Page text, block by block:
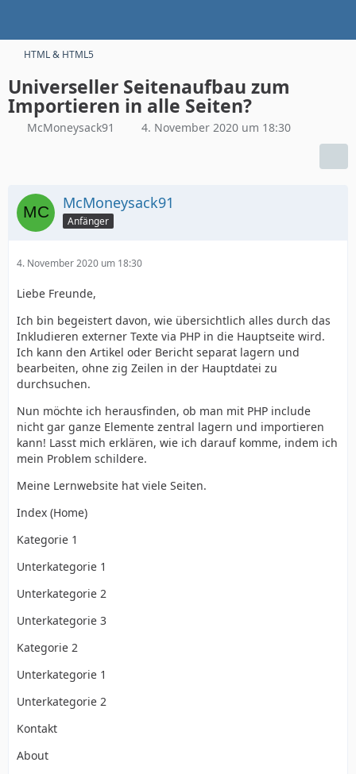
HTML & HTML5
Universeller Seitenaufbau zum
Importieren in alle Seiten?
McMoneysack91 4. November 2020 um 18:30
McMoneysack91
Anfänger
4. November 2020 um 18:30
Liebe Freunde,
Ich bin begeistert davon, wie übersichtlich alles durch das
Inkludieren externer Texte via PHP in die Hauptseite wird.
Ich kann den Artikel oder Bericht separat lagern und
bearbeiten, ohne zig Zeilen in der Hauptdatei zu
durchsuchen.
Nun möchte ich herausfinden, ob man mit PHP include
nicht gar ganze Elemente zentral lagern und importieren
kann! Lasst mich erklären, wie ich darauf komme, indem ich
mein Problem schildere.
Meine Lernwebsite hat viele Seiten.
Index (Home)
Kategorie 1
Unterkategorie 1
Unterkategorie 2
Unterkategorie 3
Kategorie 2
Unterkategorie 1
Unterkategorie 2
Kontakt
About